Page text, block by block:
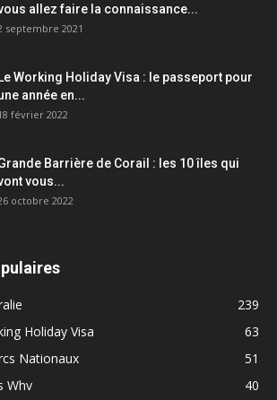
allez faire la connaissance...
septembre 2021
Le Working Holiday Visa : le passeport pour
année en...
février 2022
Barrière de Corail : les 10 îles qui
vous...
octobre 2022
239
Holiday Visa
63
Nationaux
51
Whv
40